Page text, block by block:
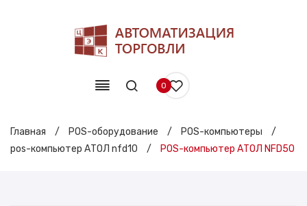
0
Главная / POS-оборудование / POS-компьютеры
/
pos-компьютер АТОЛ nfd10
/ POS-компьютер АТОЛ NFD50